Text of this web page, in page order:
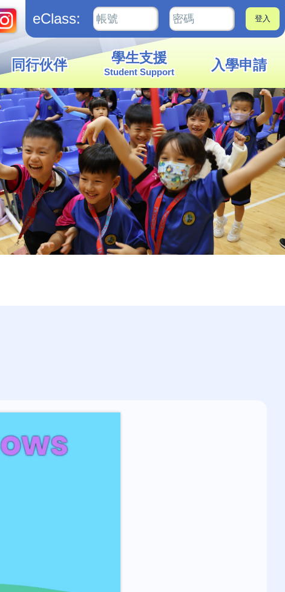
eClass:
同行伙伴 學生支援
Student Support 入學申請